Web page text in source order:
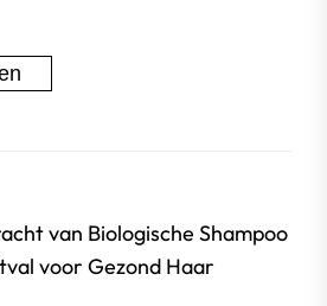
van Biologische Shampoo
voor Gezond Haar